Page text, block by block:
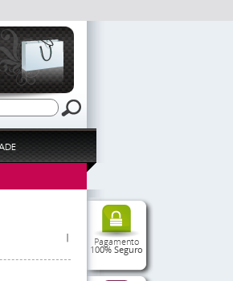
Pagamento
100% Seguro
|